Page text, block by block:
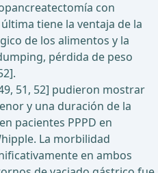
con
tiene la ventaja de la
de los alimentos y la
pérdida de peso
51, 52] pudieron mostrar
y una duración de la
pacientes PPPD en
La morbilidad
en ambos